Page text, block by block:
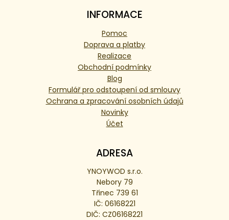
INFORMACE
Pomoc
Doprava a platby
Realizace
Obchodní podmínky
Blog
Formulář pro odstoupení od smlouvy
Ochrana a zpracování osobních údajů
Novinky
Účet
ADRESA
YNOYWOD s.r.o.
Nebory 79
Třinec 739 61
IČ: 06168221
DIČ: CZ06168221